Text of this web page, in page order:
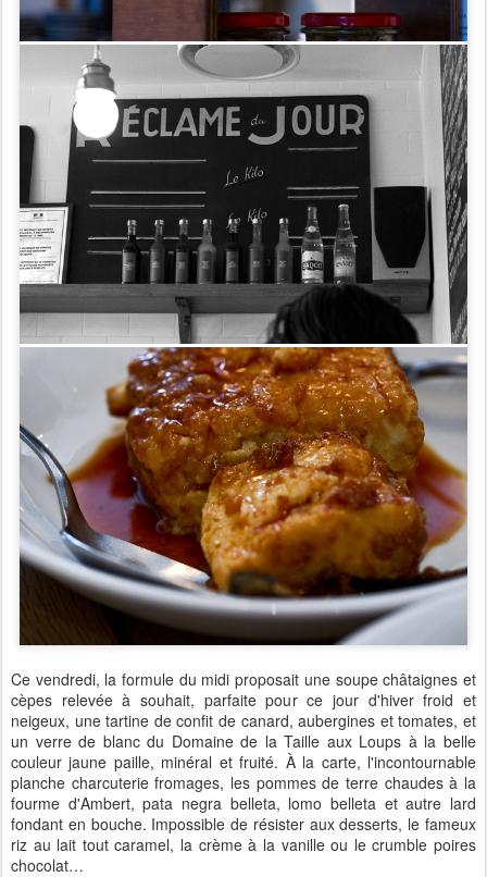
Ce vendredi, la formule du midi proposait une soupe châtaignes et
cèpes relevée à souhait, parfaite pour ce jour d'hiver froid et
neigeux, une tartine de confit de canard, aubergines et tomates, et
un verre de blanc du Domaine de la Taille aux Loups à la belle
couleur jaune paille, minéral et fruité. À la carte, l'incontournable
planche charcuterie fromages, les pommes de terre chaudes à la
fourme d'Ambert, pata negra belleta, lomo belleta et autre lard
fondant en bouche. Impossible de résister aux desserts, le fameux
riz au lait tout caramel, la crème à la vanille ou le crumble poires
chocolat…